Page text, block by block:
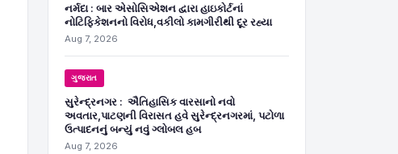
નર્મદા : બાર એસોસિએશન દ્વારા હાઇકોર્ટનાં
નોટિફિકેશનનો વિરોધ,વકીલો કામગીરીથી દૂર રહ્યા
Aug 7, 2026
ગુજરાત
સુરેન્દ્રનગર : ઐતિહાસિક વારસાનો નવો
અવતાર,પાટણની વિરાસત હવે સુરેન્દ્રનગરમાં, પટોળા
ઉત્પાદનનું બન્યું નવું ગ્લોબલ હબ
Aug 7, 2026